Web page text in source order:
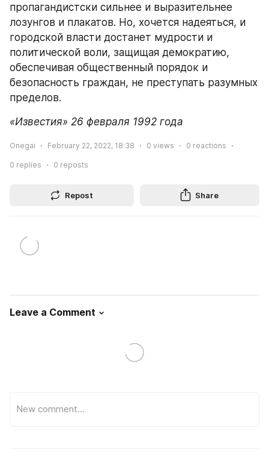
пропагандистски сильнее и выразительнее
лозунгов и плакатов. Но, хочется надеяться, и
городской власти достанет мудрости и
политической воли, защищая демократию,
обеспечивая общественный порядок и
безопасность граждан, не преступать разумных
пределов.
«Известия» 26 февраля 1992 года
Onegai February 22, 2022, 18:38 0 views 0 reactions
0 replies 0 reposts
Repost Share
Leave a Comment